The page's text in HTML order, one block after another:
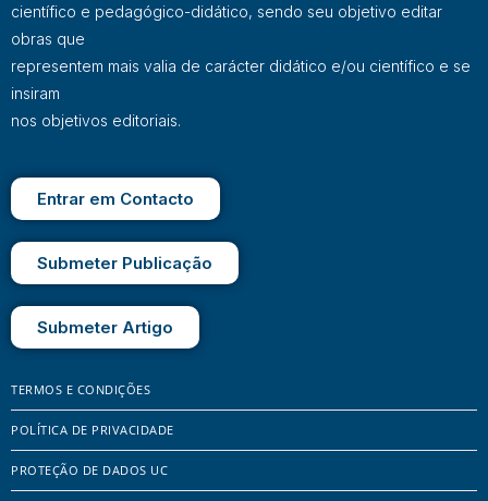
científico e pedagógico-didático, sendo seu objetivo editar
obras que
representem mais valia de carácter didático e/ou científico e se
insiram
nos objetivos editoriais.
Entrar em Contacto
Submeter Publicação
Submeter Artigo
TERMOS E CONDIÇÕES
POLÍTICA DE PRIVACIDADE
PROTEÇÃO DE DADOS UC